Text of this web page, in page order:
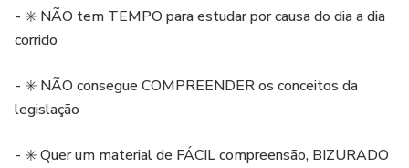
- ✳️ NÃO tem TEMPO para estudar por causa do dia a dia
corrido
- ✳️ NÃO consegue COMPREENDER os conceitos da
legislação
- ✳️ Quer um material de FÁCIL compreensão, BIZURADO